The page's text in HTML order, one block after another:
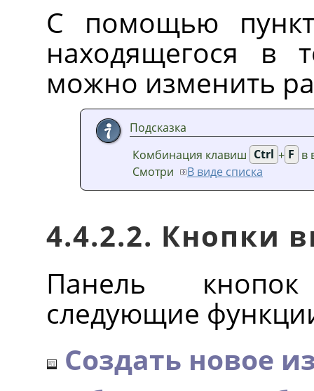
С помощью
находящегося в
можно изменить
Подсказка
Комбинация клавиш Ctrl + F в
Смотри
В виде списка
4.4.2.2. Кнопки
Панель
следующие
Создать новое